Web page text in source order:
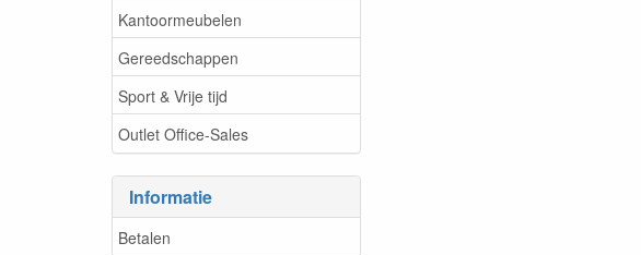
Kantoormeubelen
Gereedschappen
Sport & Vrije tijd
Outlet Office-Sales
Informatie
Betalen